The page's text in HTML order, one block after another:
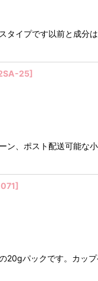
タイプです以前と成
25]
ン、ポスト配送可能
]
パックです。カッ